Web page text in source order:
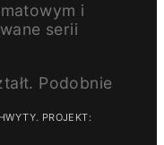
i
serii
PROJEKT: